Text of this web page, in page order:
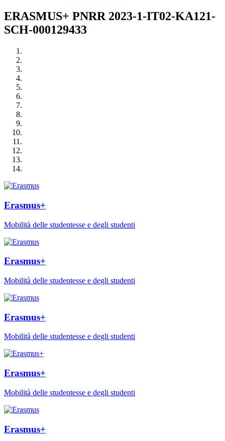
ERASMUS+ PNRR 2023-1-IT02-KA121-
SCH-000129433
Erasmus+
Mobilità delle studentesse e degli studenti
Erasmus+
Mobilità delle studentesse e degli studenti
Erasmus+
Mobilità delle studentesse e degli studenti
Erasmus+
Mobilità delle studentesse e degli studenti
Erasmus+